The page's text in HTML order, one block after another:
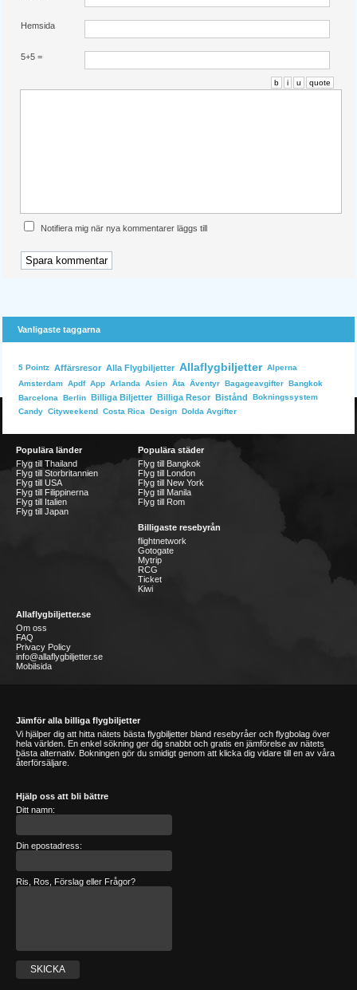
Hemsida
5+5 =
b i u quote
Notifiera mig när nya kommentarer läggs till
Vanligaste taggarna
5 Pointz Affärsresor Alla Flygbiljetter Allaflygbiljetter Alperna
Amsterdam Apdf App Arlanda Asien Äta Äventyr Bagageavgifter Bangkok
Barcelona
Berlin Billiga Biljetter Billiga Resor Bistånd
Bokningssystem
Candy Cityweekend Costa Rica Design Dolda Avgifter
Populära länder
Flyg till Thailand
Flyg till Storbritannien
Flyg till USA
Flyg till Filippinerna
Flyg till Italien
Flyg till Japan
Populära städer
Flyg till Bangkok
Flyg till London
Flyg till New York
Flyg till Manila
Flyg till Rom
Billigaste resebyrån
flightnetwork
Gotogate
Mytrip
RCG
Ticket
Kiwi
Allaflygbiljetter.se
Om oss
FAQ
Privacy Policy
info@allaflygbiljetter.se
Mobilsida
Jämför alla billiga flygbiljetter
Vi hjälper dig att hitta nätets bästa flygbiljetter bland resebyråer och flygbolag över
hela världen. En enkel sökning ger dig snabbt och gratis en jämförelse av nätets
bästa alternativ. Bokningen gör du smidigt genom att klicka dig vidare till en av våra
återförsäljare.
Hjälp oss att bli bättre
Ditt namn:
Din epostadress:
Ris, Ros, Förslag eller Frågor?
SKICKA